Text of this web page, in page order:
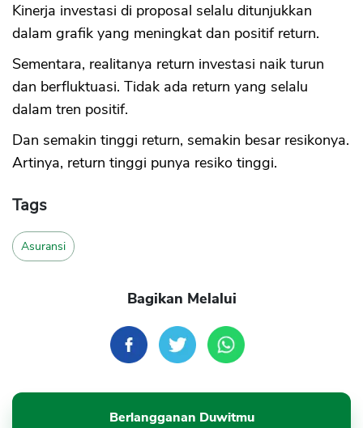
Kinerja investasi di proposal selalu ditunjukkan
dalam grafik yang meningkat dan positif return.
Sementara, realitanya return investasi naik turun
dan berfluktuasi. Tidak ada return yang selalu
dalam tren positif.
Dan semakin tinggi return, semakin besar resikonya.
Artinya, return tinggi punya resiko tinggi.
Tags
Asuransi
Bagikan Melalui
Berlangganan Duwitmu